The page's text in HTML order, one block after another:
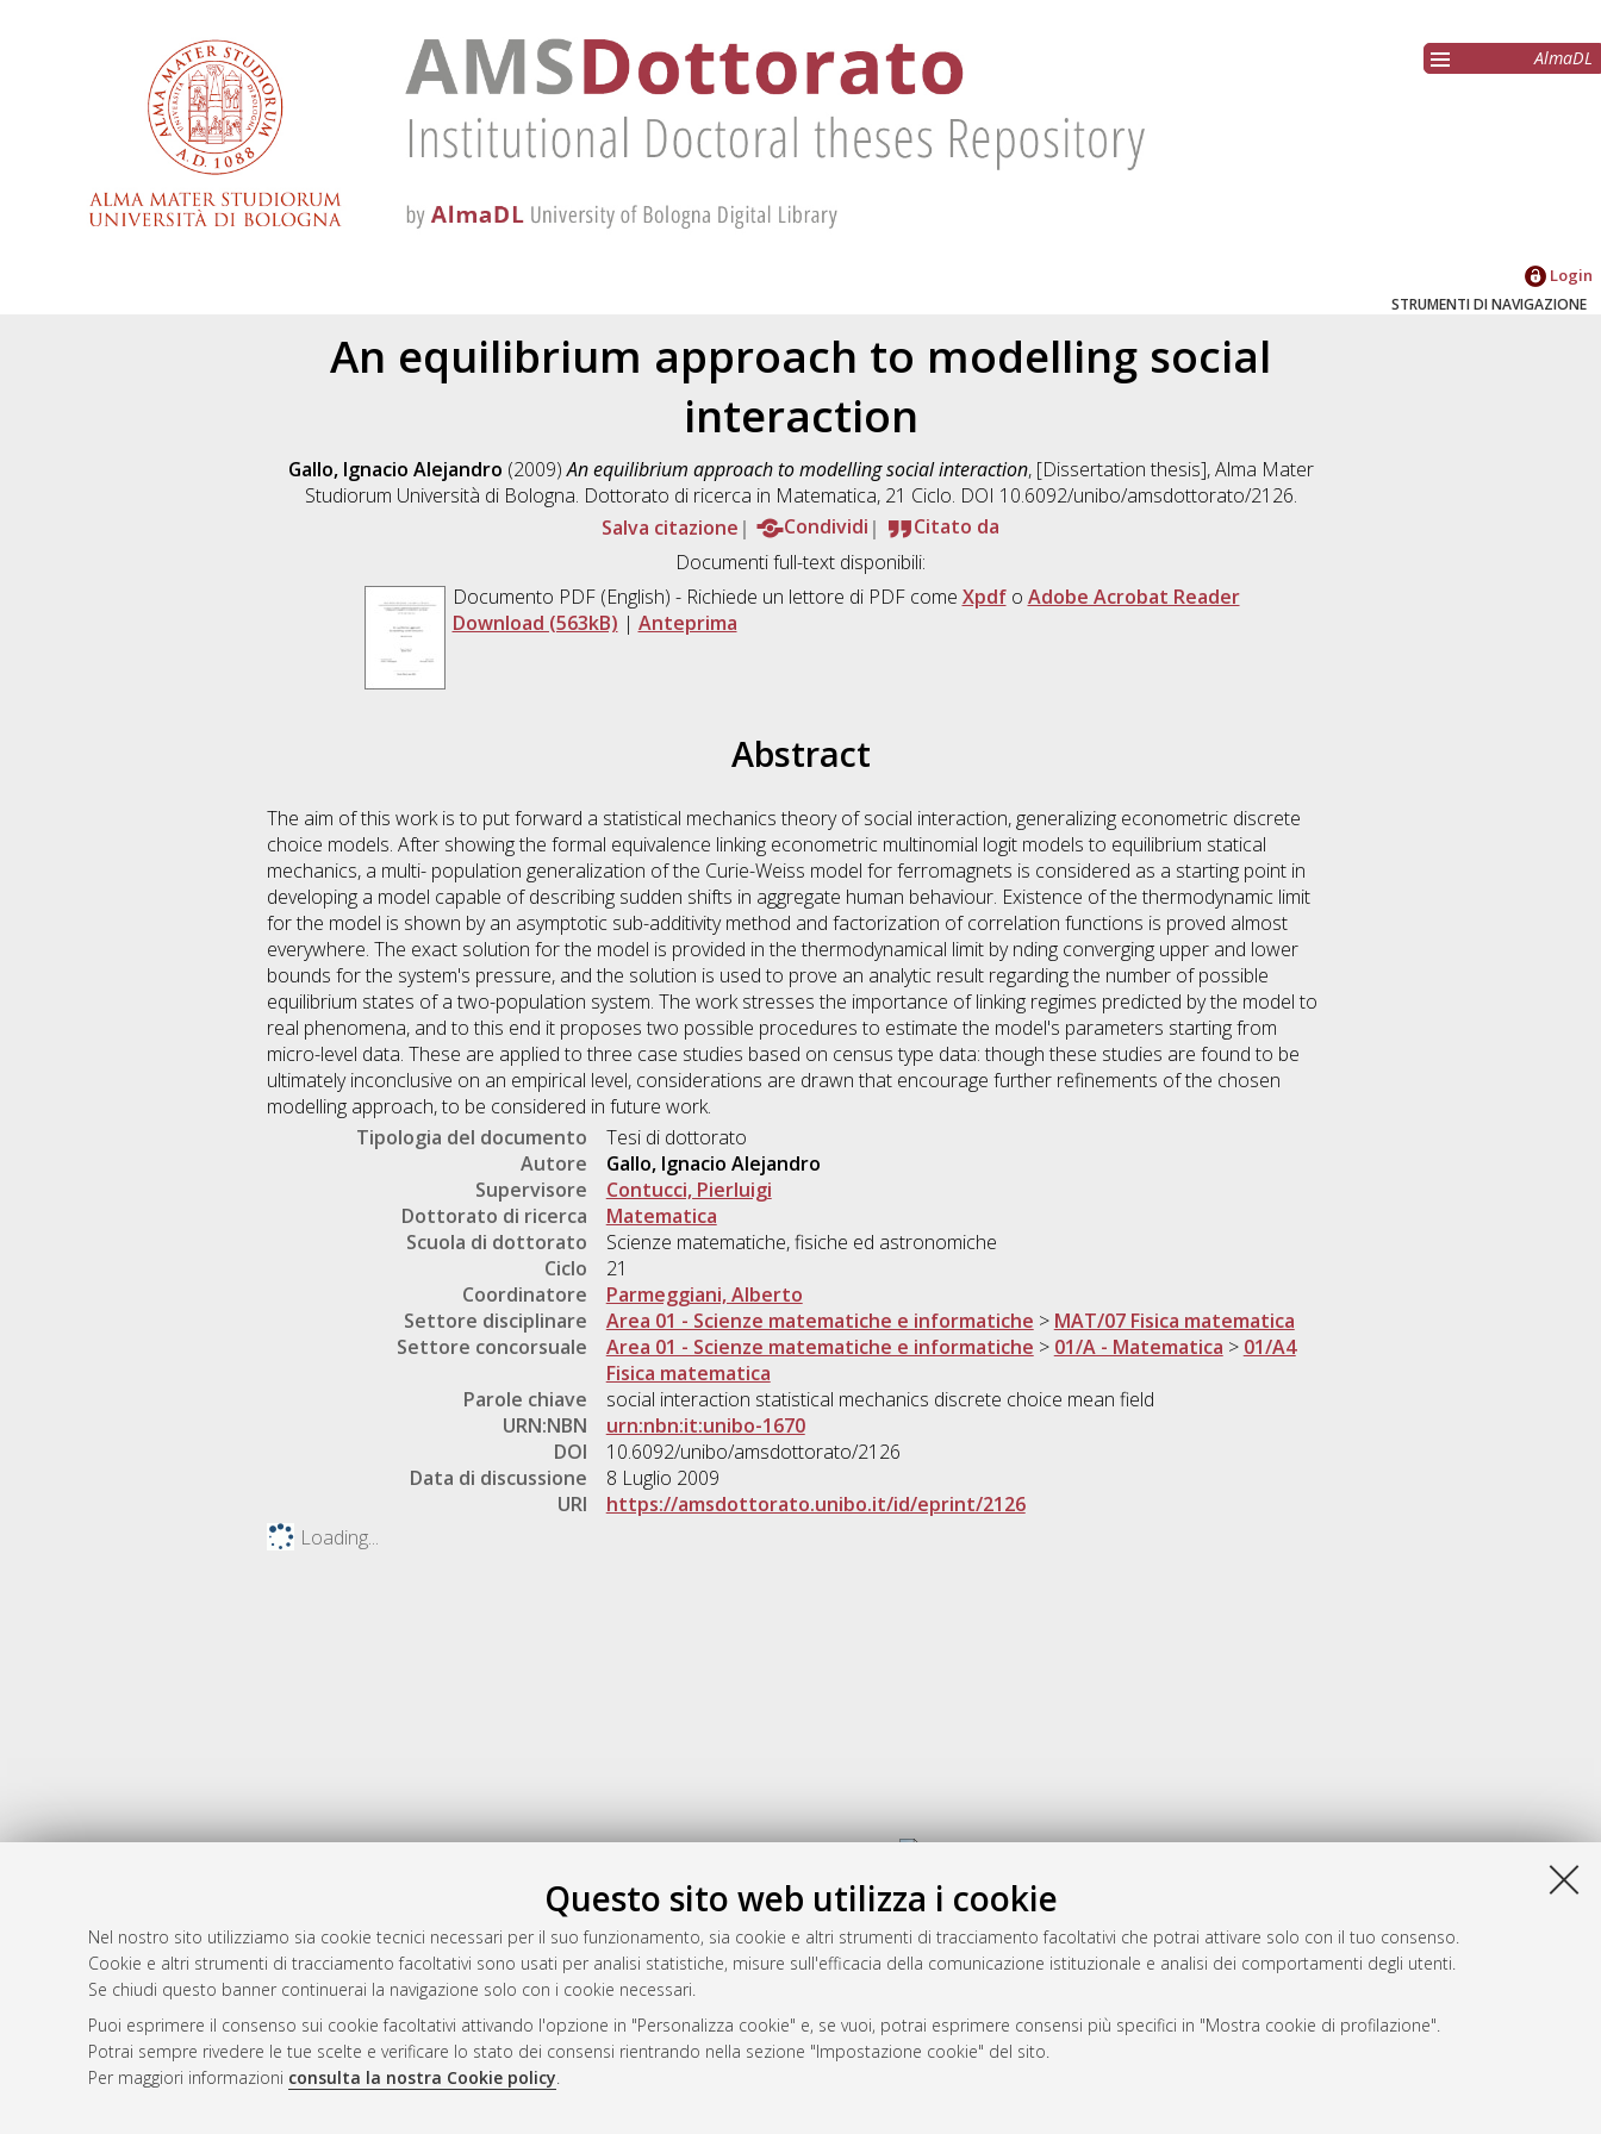
Questo sito web utilizza i cookie
Nel nostro sito utilizziamo sia cookie tecnici necessari per il suo funzionamento, sia cookie e altri strumenti di tracciamento facoltativi che potrai attivare solo con il tuo consenso.
Cookie e altri strumenti di tracciamento facoltativi sono usati per analisi statistiche, misure sull'efficacia della comunicazione istituzionale e analisi dei comportamenti degli utenti.
Se chiudi questo banner continuerai la navigazione solo con i cookie necessari.
Puoi esprimere il consenso sui cookie facoltativi attivando l'opzione in "Personalizza cookie" e, se vuoi, potrai esprimere consensi più specifici in "Mostra cookie di profilazione".
Potrai sempre rivedere le tue scelte e verificare lo stato dei consensi rientrando nella sezione "Impostazione cookie" del sito.
Per maggiori informazioni consulta la nostra Cookie policy.
AlmaDL
Login
STRUMENTI DI NAVIGAZIONE
An equilibrium approach to modelling social
interaction
Gallo, Ignacio Alejandro (2009)An equilibrium approach to modelling social interaction, [Dissertation thesis], Alma Mater
Studiorum Università di Bologna. Dottorato di ricerca in Matematica, 21 Ciclo. DOI 10.6092/unibo/amsdottorato/2126.
Salva citazione
Condividi
Citato da
Documenti full-text disponibili:
Documento PDF(English) - Richiede un lettore di PDF come Xpdfo Adobe Acrobat Reader
Download (563kB) | Anteprima
Abstract
The aim of this work is to put forward a statistical mechanics theory of social interaction, generalizing econometric discrete
choice models. After showing the formal equivalence linking econometric multinomial logit models to equilibrium statical
mechanics, a multi- population generalization of the Curie-Weiss model for ferromagnets is considered as a starting point in
developing a model capable of describing sudden shifts in aggregate human behaviour. Existence of the thermodynamic limit
for the model is shown by an asymptotic sub-additivity method and factorization of correlation functions is proved almost
everywhere. The exact solution for the model is provided in the thermodynamical limit by nding converging upper and lower
bounds for the system's pressure, and the solution is used to prove an analytic result regarding the number of possible
equilibrium states of a two-population system. The work stresses the importance of linking regimes predicted by the model to
real phenomena, and to this end it proposes two possible procedures to estimate the model's parameters starting from
micro-level data. These are applied to three case studies based on census type data: though these studies are found to be
ultimately inconclusive on an empirical level, considerations are drawn that encourage further refinements of the chosen
modelling approach, to be considered in future work.
Tipologia del documento
Tesi di dottorato
Autore
Gallo, Ignacio Alejandro
Supervisore
Contucci, Pierluigi
Dottorato di ricerca
Matematica
Scuola di dottorato
Scienze matematiche, fisiche ed astronomiche
Ciclo
21
Coordinatore
Parmeggiani, Alberto
Settore disciplinare
Area 01 - Scienze matematiche e informatiche > MAT/07 Fisica matematica
Settore concorsuale
Area 01 - Scienze matematiche e informatiche > 01/A - Matematica > 01/A4
Fisica matematica
Parole chiave
social interaction statistical mechanics discrete choice mean field
URN:NBN
urn:nbn:it:unibo-1670
DOI
10.6092/unibo/amsdottorato/2126
Data di discussione
8 Luglio 2009
URI
https://amsdottorato.unibo.it/id/eprint/2126
Loading...
Atom
Rss 1.0
Rss 2.0
AMS Dottorato
ISSN: 2038-7946
Servizio implementato e gestito da
Impostazioni Cookie
Informativa sulla privacy
Condizioni d’uso del sito